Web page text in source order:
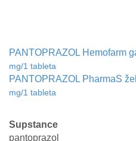
PANTOPRAZOL Hemofarm
mg/1 tableta
PANTOPRAZOL PharmaS
mg/1 tableta
Supstance
pantoprazol